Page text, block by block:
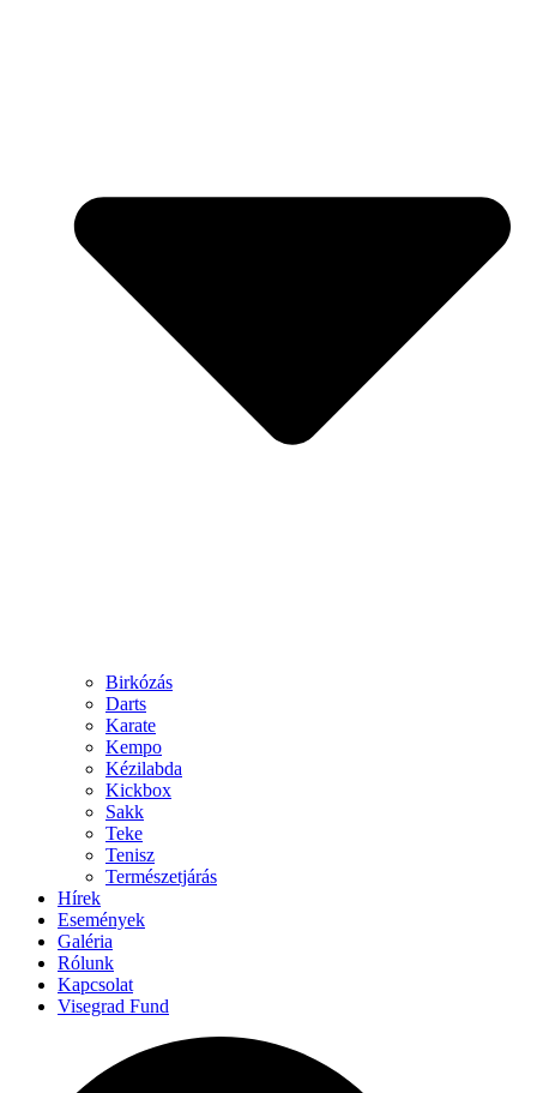
Birkózás
Darts
Karate
Kempo
Kézilabda
Kickbox
Sakk
Teke
Tenisz
Természetjárás
Hírek
Események
Galéria
Rólunk
Kapcsolat
Visegrad Fund